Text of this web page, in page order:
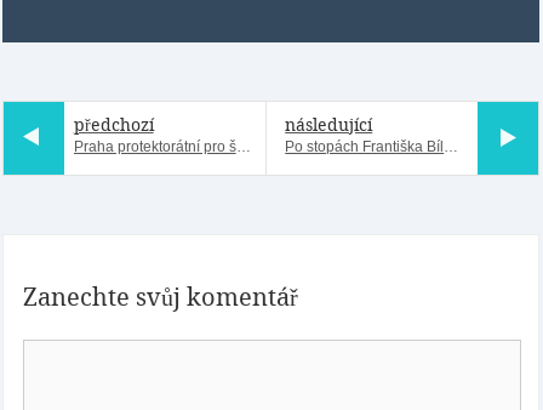
předchozí
Praha protektorátní pro školy
následující
Po stopách Františka Bílka a dalších osobností na Olšanských hřbitovech
Zanechte svůj komentář